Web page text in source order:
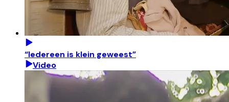
“Iedereen is klein geweest”
Video